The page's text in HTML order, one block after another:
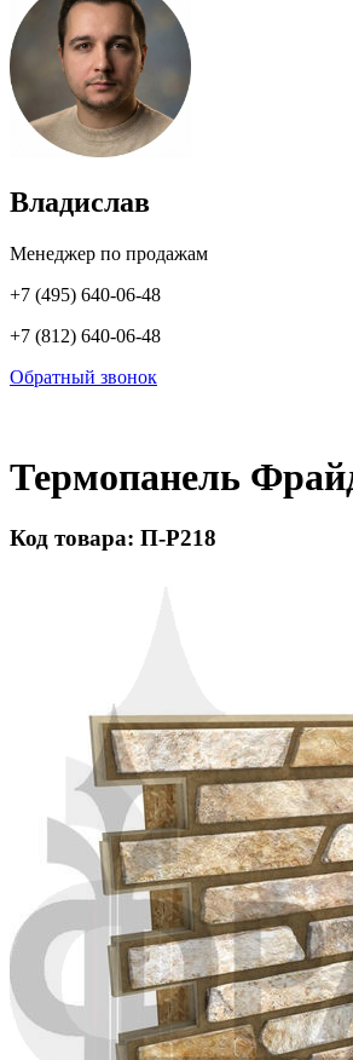
Владислав
Менеджер по продажам
+7 (495) 640-06-48
+7 (812) 640-06-48
Обратный звонок
Термопанель
Код товара: П-Р218